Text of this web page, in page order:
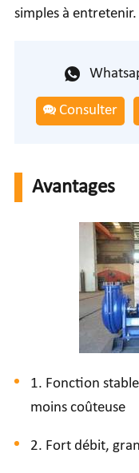
simples à entretenir.
Consulter
Avantages
1. Fonction
moins coûteuse
2. Fort débit,